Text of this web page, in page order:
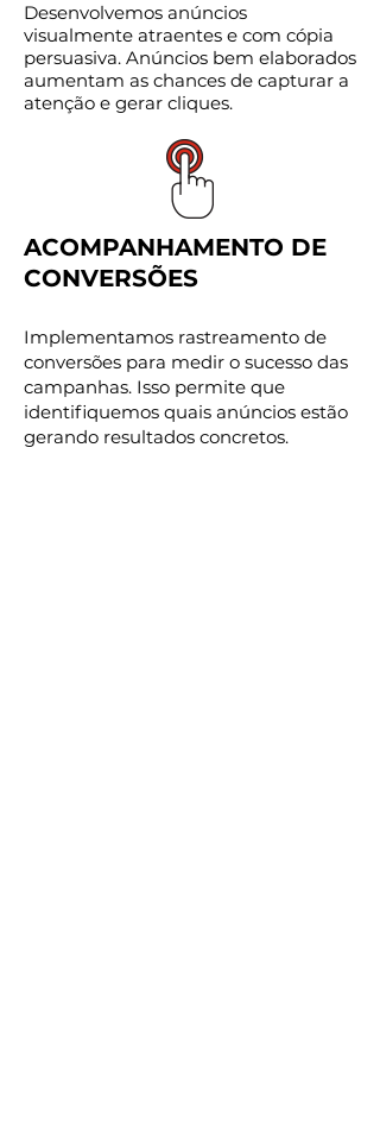
Desenvolvemos anúncios
visualmente atraentes e com cópia
persuasiva. Anúncios bem elaborados
aumentam as chances de capturar a
atenção e gerar cliques.
ACOMPANHAMENTO DE
CONVERSÕES
Implementamos rastreamento de
conversões para medir o sucesso das
campanhas. Isso permite que
identifiquemos quais anúncios estão
gerando resultados concretos.